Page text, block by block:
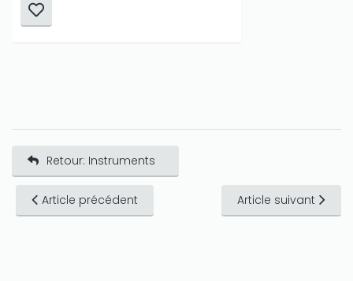
Retour: Instruments
Article précédent Article suivant